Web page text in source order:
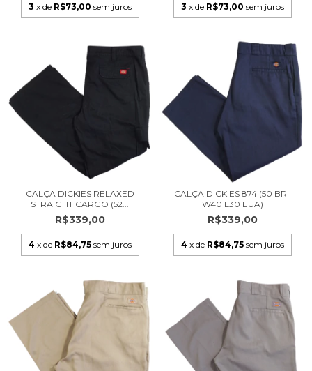
3 x de R$73,00 sem juros 3 x de R$73,00 sem juros
CALÇA DICKIES RELAXED
STRAIGHT CARGO (52...
R$339,00
4 x de R$84,75 sem juros
CALÇA DICKIES 874 (50 BR |
W40 L30 EUA)
R$339,00
4 x de R$84,75 sem juros